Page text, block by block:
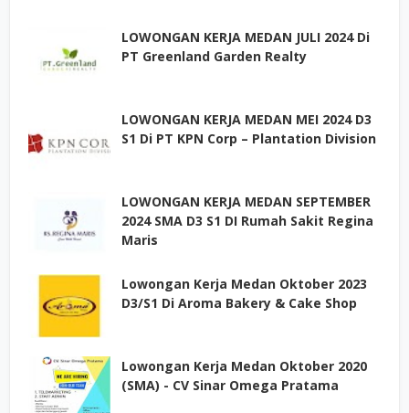
LOWONGAN KERJA MEDAN JULI 2024 Di
PT Greenland Garden Realty
LOWONGAN KERJA MEDAN MEI 2024 D3
S1 Di PT KPN Corp – Plantation Division
LOWONGAN KERJA MEDAN SEPTEMBER
2024 SMA D3 S1 DI Rumah Sakit Regina
Maris
Lowongan Kerja Medan Oktober 2023
D3/S1 Di Aroma Bakery & Cake Shop
Lowongan Kerja Medan Oktober 2020
(SMA) - CV Sinar Omega Pratama